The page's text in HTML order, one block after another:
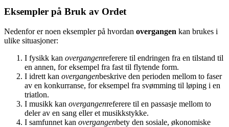
Eksempler på Bruk av Ordet
Nedenfor er noen eksempler på hvordan overgangen kan brukes i
ulike situasjoner:
I fysikk kan overgangenreferere til endringen fra en tilstand til
en annen, for eksempel fra fast til flytende form.
I idrett kan overgangenbeskrive den perioden mellom to faser
av en konkurranse, for eksempel fra svømming til løping i en
triatlon.
I musikk kan overgangenreferere til en passasje mellom to
deler av en sang eller et musikkstykke.
I samfunnet kan overgangenbety den sosiale, økonomiske